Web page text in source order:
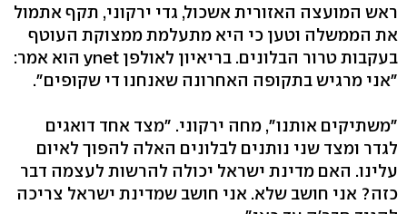
ראש המועצה האזורית אשכול, גדי ירקוני, תקף אתמול
את הממשלה וטען כי היא מתעלמת ממצוקת העוטף
בעקבות טרור הבלונים. בריאיון לאולפן ynet הוא אמר:
"אני מרגיש בתקופה האחרונה שאנחנו די שקופים".
"משתיקים אותנו", מחה ירקוני. "מצד אחד דואגים
לגדר ומצד שני נותנים לבלונים האלה להפוך לאיום
עלינו. האם מדינת ישראל יכולה להרשות לעצמה דבר
כזה? אני חושב שלא. אני חושב שמדינת ישראל צריכה